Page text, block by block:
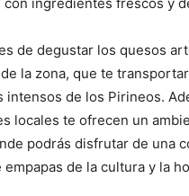
de degustar los quesos
la zona, que te
intensos de los Pirineos.
locales te ofrecen un
podrás disfrutar de una
empapas de la cultura y la